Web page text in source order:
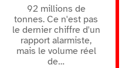
92 millions de
tonnes. Ce n'est pas
le dernier chiffre d'un
rapport alarmiste,
mais le volume réel
de…